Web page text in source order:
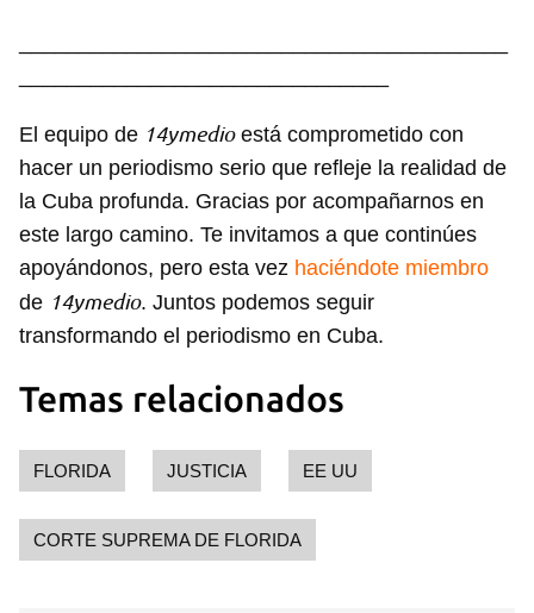
El equipo de 14ymedioestá comprometido con
hacer un periodismo serio que refleje la realidad de
la Cuba profunda. Gracias por acompañarnos en
este largo camino. Te invitamos a que continúes
apoyándonos, pero esta vez haciéndote miembro
de 14ymedio. Juntos podemos seguir
transformando el periodismo en Cuba.
Temas relacionados
FLORIDA JUSTICIA EE UU
CORTE SUPREMA DE FLORIDA